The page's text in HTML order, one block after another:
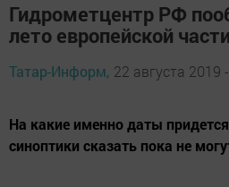
Гидрометцентр РФ
лето европейской
Татар-Информ, 22 августа 2019
На какие именно даты
синоптики сказать пока не